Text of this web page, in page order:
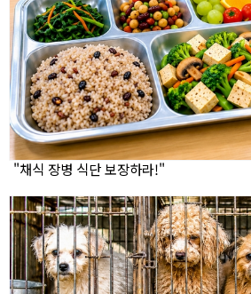
"채식 장병 식단 보장하라!"